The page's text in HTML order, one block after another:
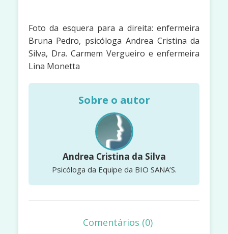
Foto da esquera para a direita: enfermeira
Bruna Pedro, psicóloga Andrea Cristina da
Silva, Dra. Carmem Vergueiro e enfermeira
Lina Monetta
Sobre o autor
Andrea Cristina da Silva
Psicóloga da Equipe da BIO SANA’S.
Comentários (0)